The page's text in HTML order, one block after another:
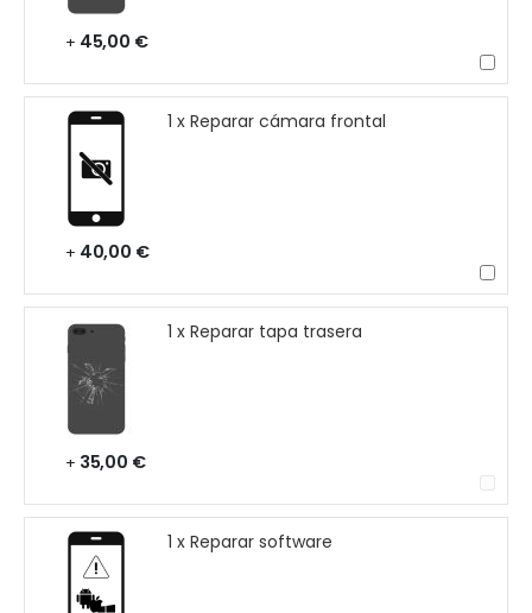
+ 45,00 €
1 x Reparar cámara frontal
+ 40,00 €
1 x Reparar tapa trasera
+ 35,00 €
1 x Reparar software